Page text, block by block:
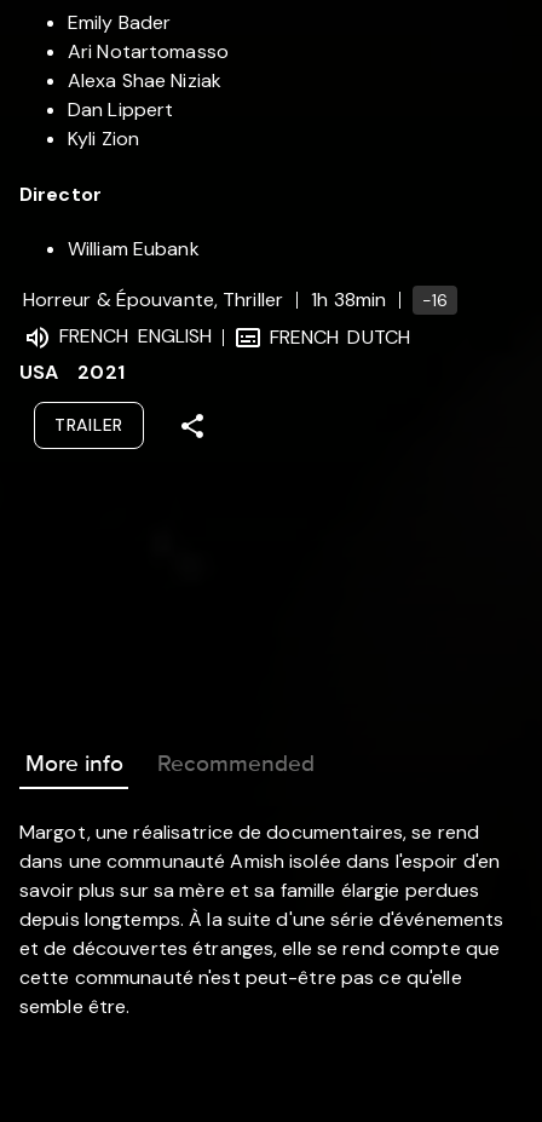
Emily Bader
Ari Notartomasso
Alexa Shae Niziak
Dan Lippert
Kyli Zion
Director
William Eubank
Horreur & Épouvante, Thriller
1h 38min -16
FRENCH ENGLISH FRENCH DUTCH
USA
2021
TRAILER
More info Recommended
Margot, une réalisatrice de documentaires, se rend
dans une communauté Amish isolée dans l'espoir d'en
savoir plus sur sa mère et sa famille élargie perdues
depuis longtemps. À la suite d'une série d'événements
et de découvertes étranges, elle se rend compte que
cette communauté n'est peut-être pas ce qu'elle
semble être.